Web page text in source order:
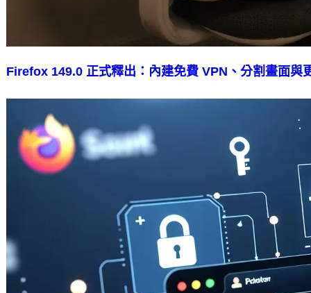
Firefox 149.0 正式釋出：內建免費 VPN、分割畫面與